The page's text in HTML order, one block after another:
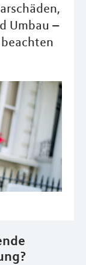
Umbau –